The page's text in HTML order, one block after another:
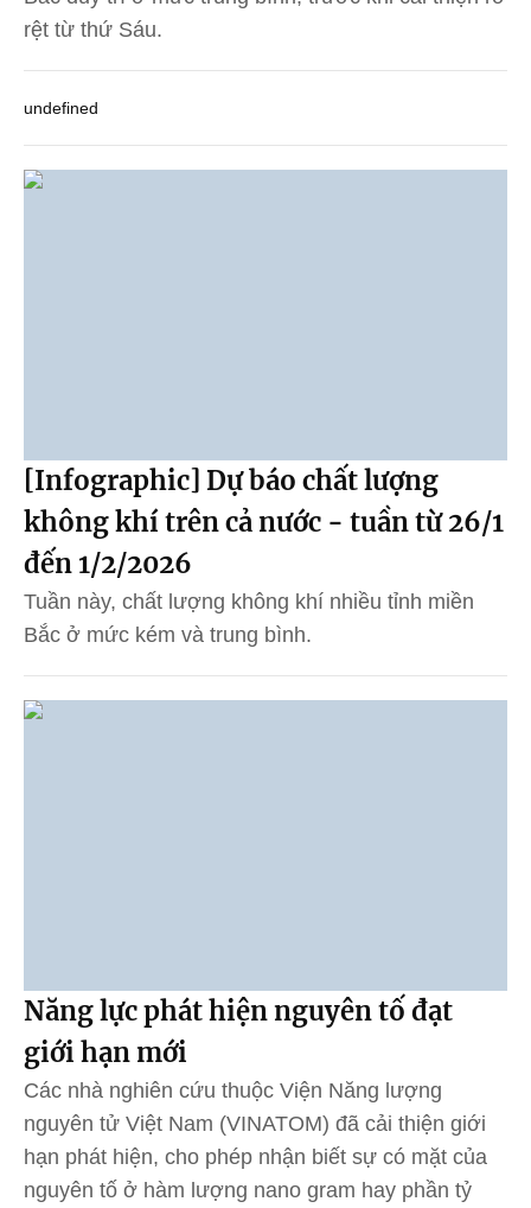
rệt từ thứ Sáu.
undefined
[Infographic] Dự báo chất lượng
không khí trên cả nước - tuần từ 26/1
đến 1/2/2026
Tuần này, chất lượng không khí nhiều tỉnh miền
Bắc ở mức kém và trung bình.
Năng lực phát hiện nguyên tố đạt
giới hạn mới
Các nhà nghiên cứu thuộc Viện Năng lượng
nguyên tử Việt Nam (VINATOM) đã cải thiện giới
hạn phát hiện, cho phép nhận biết sự có mặt của
nguyên tố ở hàm lượng nano gram hay phần tỷ